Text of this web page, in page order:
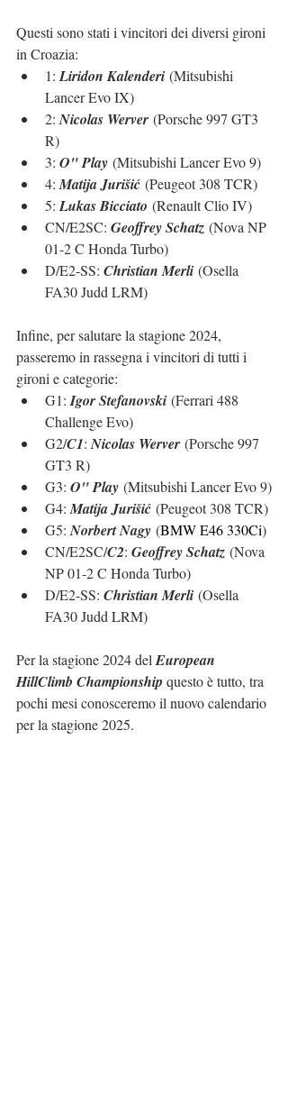
Questi sono stati i vincitori dei diversi gironi
in Croazia:
1: Liridon Kalenderi (Mitsubishi
Lancer Evo IX)
2: Nicolas Werver (Porsche 997 GT3
R)
3: O" Play (Mitsubishi Lancer Evo 9)
4: Matija Jurišić (Peugeot 308 TCR)
5: Lukas Bicciato (Renault Clio IV)
CN/E2SC: Geoffrey Schatz (Nova NP
01-2 C Honda Turbo)
D/E2-SS: Christian Merli (Osella
FA30 Judd LRM)
Infine, per salutare la stagione 2024,
passeremo in rassegna i vincitori di tutti i
gironi e categorie:
G1: Igor Stefanovski (Ferrari 488
Challenge Evo)
G2/C1: Nicolas Werver (Porsche 997
GT3 R)
G3: O" Play (Mitsubishi Lancer Evo 9)
G4: Matija Jurišić (Peugeot 308 TCR)
G5: Norbert Nagy (BMW E46 330Ci)
CN/E2SC/C2: Geoffrey Schatz (Nova
NP 01-2 C Honda Turbo)
D/E2-SS: Christian Merli (Osella
FA30 Judd LRM)
Per la stagione 2024 del European
HillClimb Championship questo è tutto, tra
pochi mesi conosceremo il nuovo calendario
per la stagione 2025.